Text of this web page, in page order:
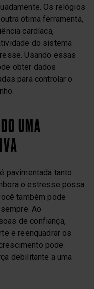
Os relógios
ótima ferramenta,
cardíaca,
do sistema
Usando essas
obter dados
para controlar o
UMA
pavimentada tanto
o estresse possa
também pode
Ao
de confiança,
e reenquadrar os
pode
debilitante a uma